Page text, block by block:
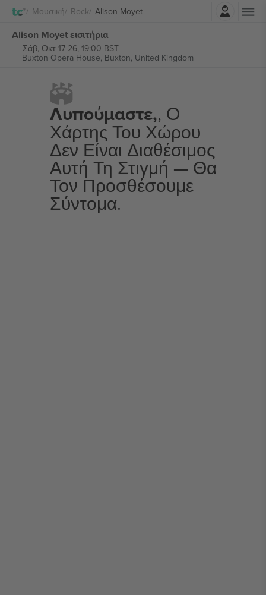
Μουσική Rock Alison Moyet
Alison Moyet εισιτήρια
Σάβ, Οκτ 17 26, 19:00 BST
Buxton Opera House, Buxton, United Kingdom
Λυπούμαστε,, Ο
Χάρτης Του Χώρου
Δεν Είναι Διαθέσιμος
Αυτή Τη Στιγμή — Θα
Τον Προσθέσουμε
Σύντομα.